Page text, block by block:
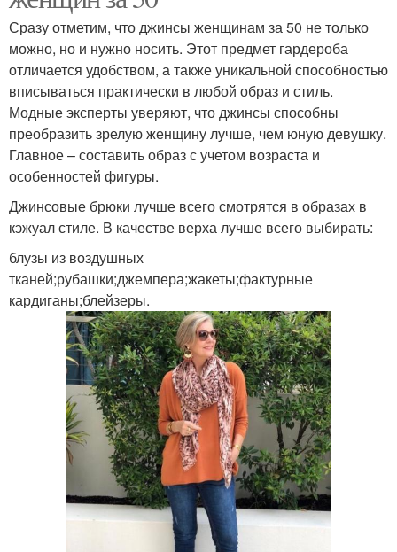
Сразу отметим, что джинсы женщинам за 50 не только
можно, но и нужно носить. Этот предмет гардероба
отличается удобством, а также уникальной способностью
вписываться практически в любой образ и стиль.
Модные эксперты уверяют, что джинсы способны
преобразить зрелую женщину лучше, чем юную девушку.
Главное – составить образ с учетом возраста и
особенностей фигуры.
Джинсовые брюки лучше всего смотрятся в образах в
кэжуал стиле. В качестве верха лучше всего выбирать:
блузы из воздушных
тканей;рубашки;джемпера;жакеты;фактурные
кардиганы;блейзеры.